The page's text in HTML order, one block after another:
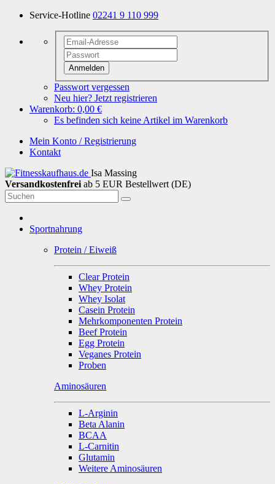
Service-Hotline 02241 9 110 999
Anmelden
Passwort vergessen
Neu hier? Jetzt registrieren
Warenkorb: 0,00 €
Es befinden sich keine Artikel im Warenkorb
Mein Konto / Registrierung
Kontakt
Isa Massing
Versandkostenfrei ab 5 EUR Bestellwert (DE)
Sportnahrung
Protein / Eiweiß
Clear Protein
Whey Protein
Whey Isolat
Casein Protein
Mehrkomponenten Protein
Beef Protein
Egg Protein
Veganes Protein
Proben
Aminosäuren
L-Arginin
Beta Alanin
BCAA
L-Carnitin
Glutamin
Weitere Aminosäuren